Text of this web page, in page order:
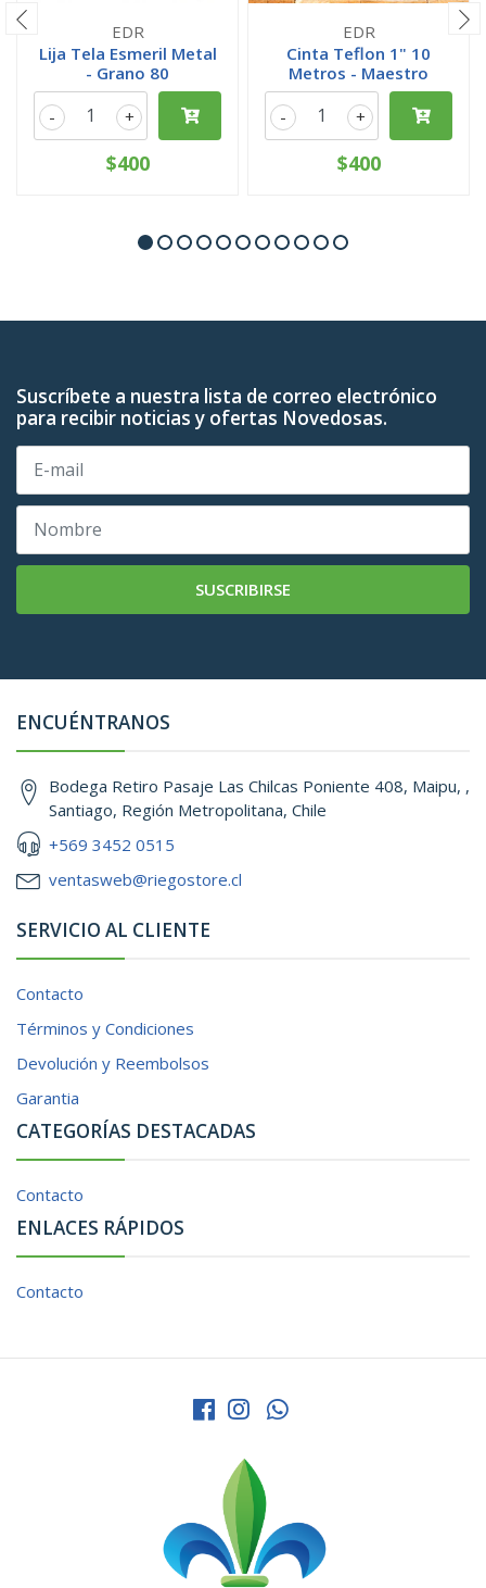
EDR
Lija Tela Esmeril Metal
- Grano 80
+
-
$400
EDR
Cinta Teflon 1" 10
Metros - Maestro
+
-
$400
Suscríbete a nuestra lista de correo electrónico
para recibir noticias y ofertas Novedosas.
SUSCRIBIRSE
ENCUÉNTRANOS
Bodega Retiro Pasaje Las Chilcas Poniente 408, Maipu, ,
Santiago, Región Metropolitana, Chile
+569 3452 0515
ventasweb@riegostore.cl
SERVICIO AL CLIENTE
Contacto
Términos y Condiciones
Devolución y Reembolsos
Garantia
CATEGORÍAS DESTACADAS
Contacto
ENLACES RÁPIDOS
Contacto